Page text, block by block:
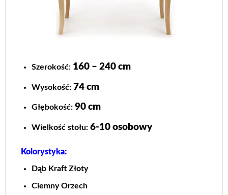
Szerokość: 160 – 240 cm
Wysokość: 74 cm
Głębokość: 90 cm
Wielkość stołu: 6-10 osobowy
Kolorystyka:
Dąb Kraft Złoty
Ciemny Orzech